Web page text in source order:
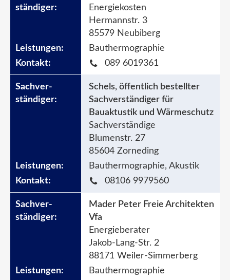
Energiekosten
Hermannstr. 3
85579 Neubiberg
Bauthermographie
089 6019361
Schels, öffentlich bestellter
Sachverständiger für
Bauaktustik und Wärmeschutz
Sachverständige
Blumenstr. 27
85604 Zorneding
Bauthermographie, Akustik
08106 9979560
Mader Peter Freie Architekten
Vfa
Energieberater
Jakob-Lang-Str. 2
88171 Weiler-Simmerberg
Bauthermographie